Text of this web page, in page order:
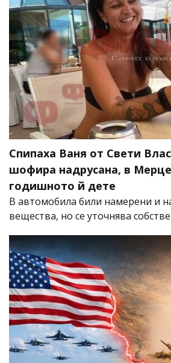
Спипаха Ваня от Свети
шофира надрусана, в
годишното й дете
В автомобила били намерени и
вещества, но се уточнява